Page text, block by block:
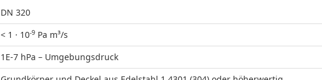
DN 320
< 1 · 10-9 Pa m³/s
1E-7 hPa – Umgebungsdruck